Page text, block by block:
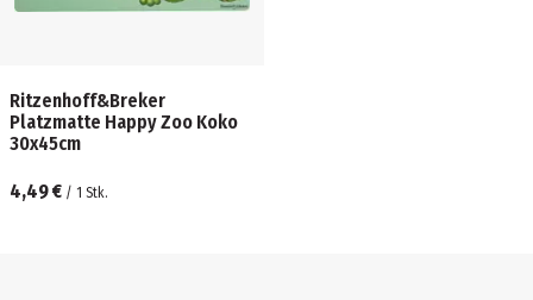
Ritzenhoff&Breker
Platzmatte Happy Zoo Koko
30x45cm
4,49 € / 1 Stk.